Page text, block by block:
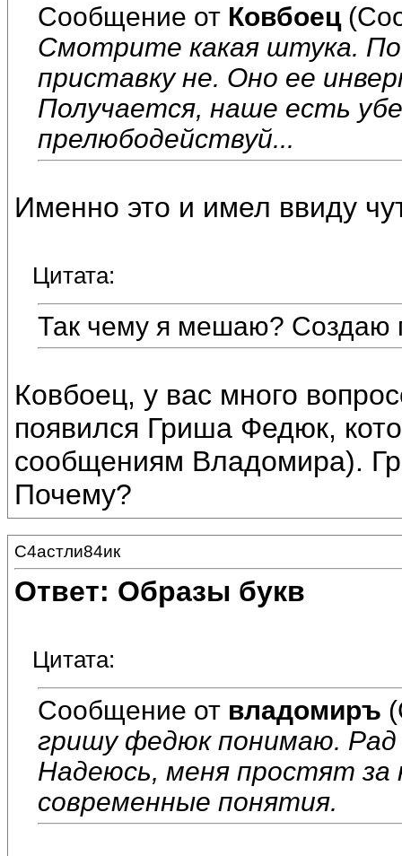
Сообщение от Ковбоец
Смотрите какая штука.
приставку не. Оно ее
Получается, наше есть
прелюбодействуй...
Именно это и имел ввиду
Цитата:
Так чему я мешаю? Создаю
Ковбоец, у вас много
появился Гриша Федюк,
сообщениям Владомира).
Почему?
С4астли84ик
Ответ: Образы букв
Цитата:
Сообщение от владомиръ
гришу федюк понимаю. Рад
Надеюсь, меня простят за
современные понятия.